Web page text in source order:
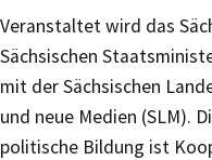
Veranstaltet wird das
Sächsischen
mit der Sächsischen
und neue Medien (SLM).
politische Bildung ist